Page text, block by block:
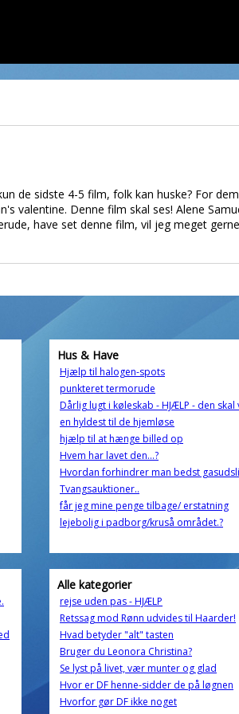
de sidste 4-5 film, folk kan huske? For
valentine. Denne film skal ses! Alene
have set denne film, vil jeg meget gerne
Hus & Have
Hjælp til halogen-spots
punkteret termorude
Dårlig lugt i køleskab - HJÆLP - den skal
en hyldest til de hjemløse
hjælp til at hænge billed op
Hvem har lavet den...?
Hvordan forhindrer man bedst
Tvangsauktioner..
får jeg mine penge tilbage/ erstatning
lejebolig i padborg/kruså området.?
Alle kategorier
rejse uden pas - HJÆLP
Retssag mod Rønn udvides til Haarder!
Hvad betyder "alt" tasten
Bruger du Leonora Christina?
Se lyst på livet, vær munter og glad
Hvor er DF henne-sidder de på løgnen
Hvorfor gør DF ikke noget